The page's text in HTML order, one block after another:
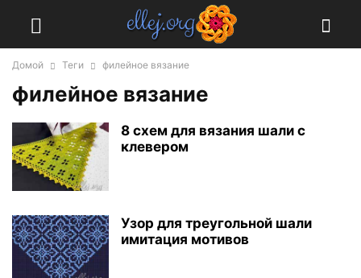
Домой Теги филейное вязание
филейное вязание
8 схем для вязания шали с
клевером
Узор для треугольной шали
имитация мотивов